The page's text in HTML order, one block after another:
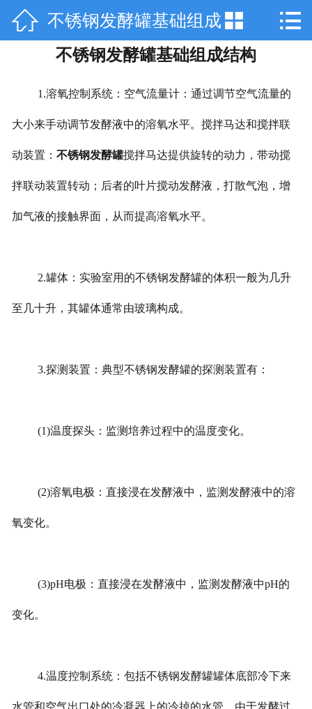
 网站首页
关于天工
产品中心
技术咨询
工程案例
厂房设备
 不锈钢发酵罐基础组成
结构
 
不锈钢发酵罐基础组成结构
1.溶氧控制系统：空气流量计：通过调节空气流量的
大小来手动调节发酵液中的溶氧水平。搅拌马达和搅拌联
动装置： 不锈钢发酵罐搅拌马达提供旋转的动力，带动搅
拌联动装置转动；后者的叶片搅动发酵液，打散气泡，增
加气液的接触界面，从而提高溶氧水平。
2.罐体：实验室用的不锈钢发酵罐的体积一般为几升
至几十升，其罐体通常由玻璃构成。
3.探测装置：典型不锈钢发酵罐的探测装置有：
(1)温度探头：监测培养过程中的温度变化。
(2)溶氧电极：直接浸在发酵液中，监测发酵液中的溶
氧变化。
(3)pH电极：直接浸在发酵液中，监测发酵液中pH的
变化。
4.温度控制系统：包括不锈钢发酵罐罐体底部冷下来